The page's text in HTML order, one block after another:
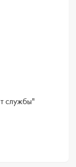
службы"